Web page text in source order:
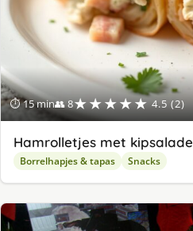
⏱ 15 min👥 8★★★★★ 4.5 (2)
Hamrolletjes met kipsalade
Borrelhapjes & tapas Snacks